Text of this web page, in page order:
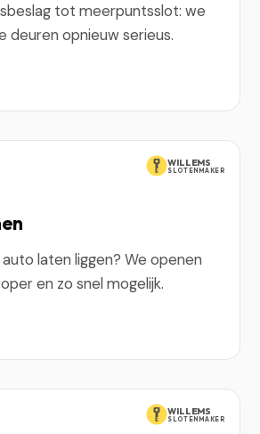
tot meerpuntsslot: we
deuren opnieuw serieus.
WILLEMS
SLOTENMAKER
laten liggen? We openen
en zo snel mogelijk.
WILLEMS
SLOTENMAKER